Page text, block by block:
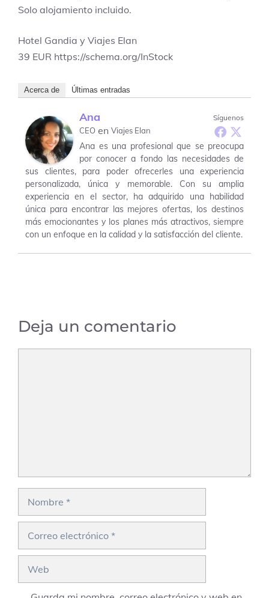
Solo alojamiento incluido.
Hotel Gandia y Viajes Elan
39 EUR https://schema.org/InStock
Acerca de Últimas entradas
Síguenos
Ana
CEO en Viajes Elan
Ana es una profesional que se preocupa
por conocer a fondo las necesidades de
sus clientes, para poder ofrecerles una experiencia
personalizada, única y memorable. Con su amplia
experiencia en el sector, ha adquirido una habilidad
única para encontrar las mejores ofertas, los destinos
más emocionantes y los planes más atractivos, siempre
con un enfoque en la calidad y la satisfacción del cliente.
Deja un comentario